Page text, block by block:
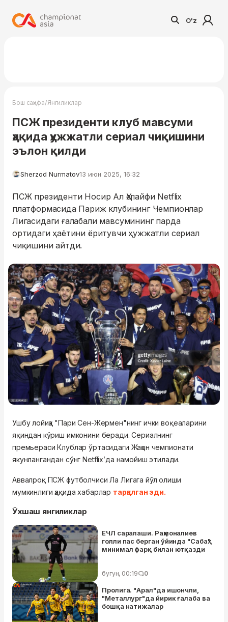
O'z
Бош саҳифа/Янгиликлар
ПСЖ президенти клуб мавсуми
ҳақида ҳужжатли сериал чиқишини
эълон қилди
Sherzod Nurmatov13 июн 2025, 16:32
ПСЖ президенти Носир Ал Ҳелайфи Netflix
платформасида Париж клубининг Чемпионлар
Лигасидаги ғалабали мавсумининг парда
ортидаги ҳаётини ёритувчи ҳужжатли сериал
чиқишини айтди.
Ушбу лойиҳа "Пари Сен-Жермен"нинг ички воқеаларини
яқиндан кўриш имконини беради. Сериалнинг
премьераси Клублар ўртасидаги Жаҳон чемпионати
якунлангандан сўнг Netflix’да намойиш этилади.
Аввалроқ ПСЖ футболчиси Ла Лигага йўл олиши
мумкинлиги ҳақида хабарлар тарқалган эди.
Ўхшаш янгиликлар
ЕЧЛ саралаши. Раҳмоналиев
голли пас берган ўйинда "Сабаҳ"
минимал фарқ билан ютқазди
бугун, 00:19 0
Пролига. "Арал"да ишончли,
"Металлург"да йирик ғалаба ва
бошқа натижалар